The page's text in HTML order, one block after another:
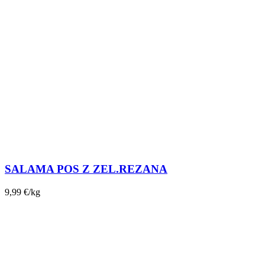
SALAMA POS Z ZEL.REZANA
9,99 €/kg